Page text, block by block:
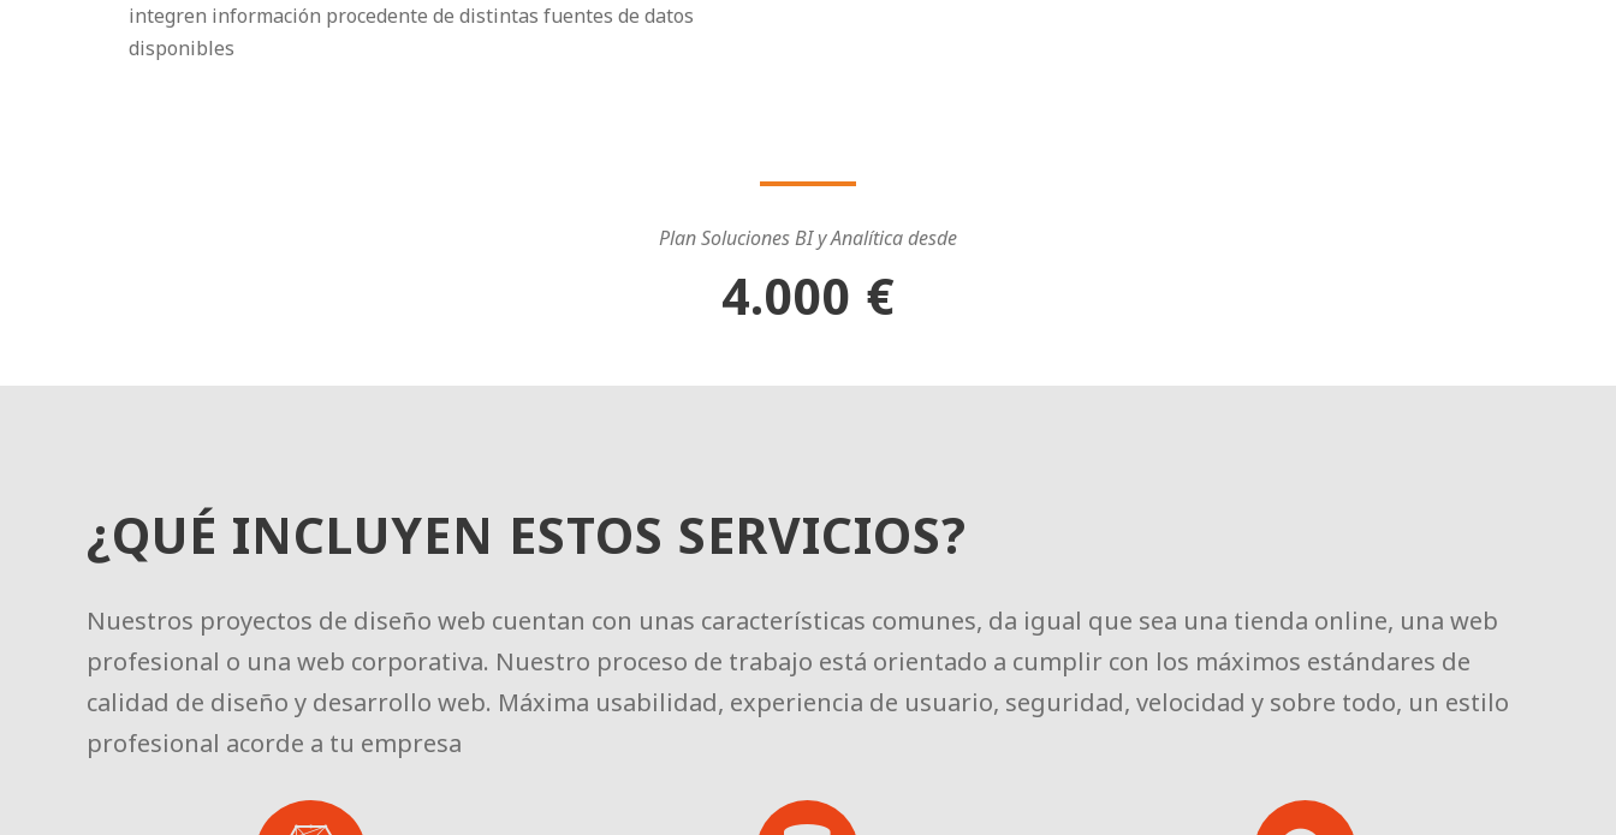
integren información procedente de distintas fuentes de datos
disponibles
Plan Soluciones BI y Analítica desde
4.000 €
¿QUÉ INCLUYEN ESTOS SERVICIOS?
Nuestros proyectos de diseño web cuentan con unas características comunes, da igual que sea una tienda online, una web
profesional o una web corporativa. Nuestro proceso de trabajo está orientado a cumplir con los máximos estándares de
calidad de diseño y desarrollo web. Máxima usabilidad, experiencia de usuario, seguridad, velocidad y sobre todo, un estilo
profesional acorde a tu empresa